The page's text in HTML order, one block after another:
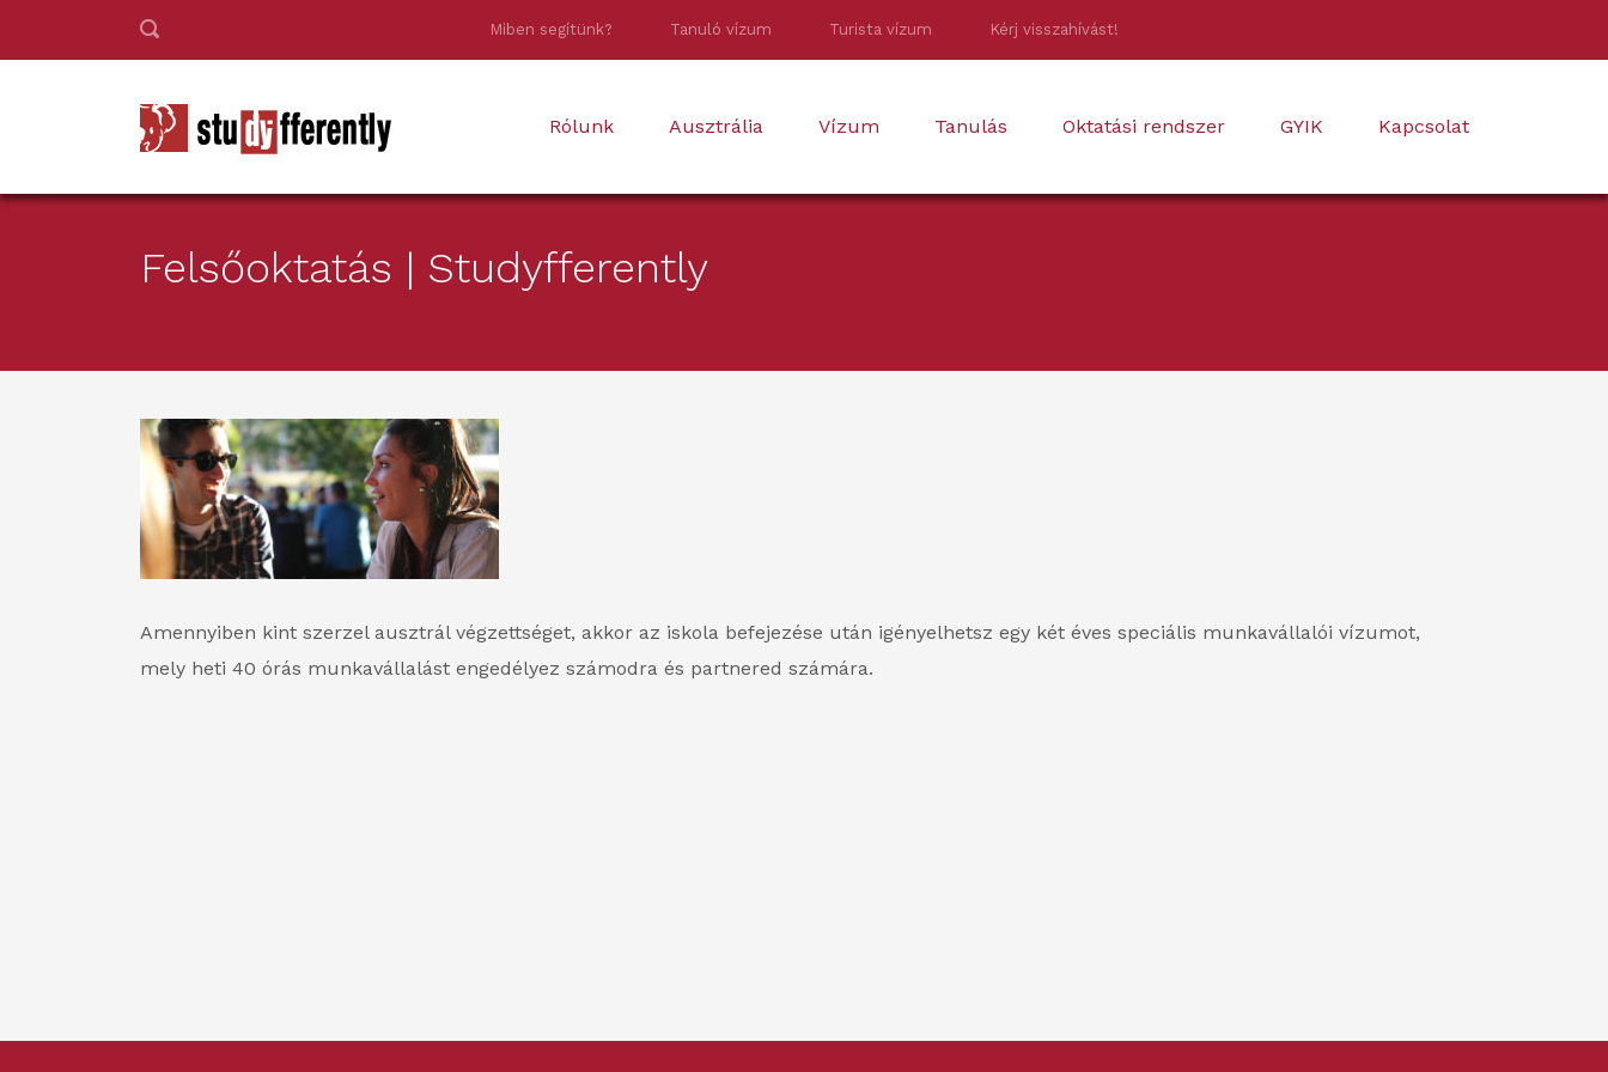
Miben segítünk? Tanuló vízum Turista vízum Kérj visszahívást!
Rólunk Ausztrália Vízum Tanulás Oktatási rendszer GYIK Kapcsolat
Felsőoktatás | Studyfferently
Amennyiben kint szerzel ausztrál végzettséget, akkor az iskola befejezése után igényelhetsz egy két éves speciális munkavállalói vízumot,
mely heti 40 órás munkavállalást engedélyez számodra és partnered számára.